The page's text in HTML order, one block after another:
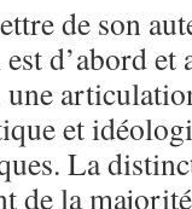
de son
d’abord et
et
La
de la